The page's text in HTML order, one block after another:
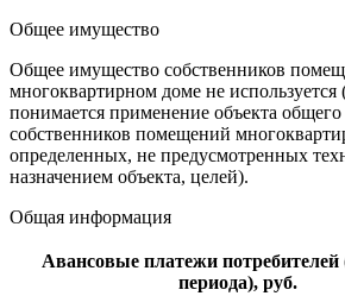
Общее имущество
Общее имущество собственников
многоквартирном доме не
понимается применение объекта
собственников помещений
определенных, не предусмотренных
назначением объекта, целей).
Общая информация
Авансовые платежи потребителей
периода), руб.